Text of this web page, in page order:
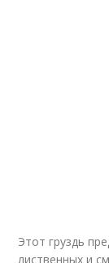
Этот груздь
лиственных и